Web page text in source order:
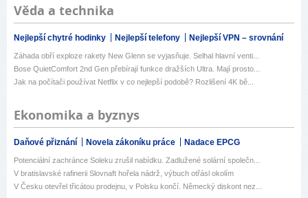
Věda a technika
Nejlepší chytré hodinky Nejlepší telefony Nejlepší VPN – srovnání
Záhada obří exploze rakety New Glenn se vyjasňuje. Selhal hlavní venti...
Bose QuietComfort 2nd Gen přebírají funkce dražších Ultra. Mají prosto...
Jak na počítači používat Netflix v co nejlepší podobě? Rozlišení 4K bě...
Ekonomika a byznys
Daňové přiznání Novela zákoníku práce Nadace EPCG
Potenciální zachránce Soleku zrušil nabídku. Zadlužené solární společn...
V bratislavské rafinerii Slovnaft hořela nádrž, výbuch otřásl okolím
V Česku otevřel třicátou prodejnu, v Polsku končí. Německý diskont nez...